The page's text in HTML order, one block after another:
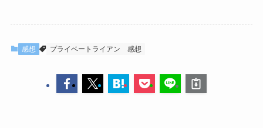
感想 プライベートライアン 感想